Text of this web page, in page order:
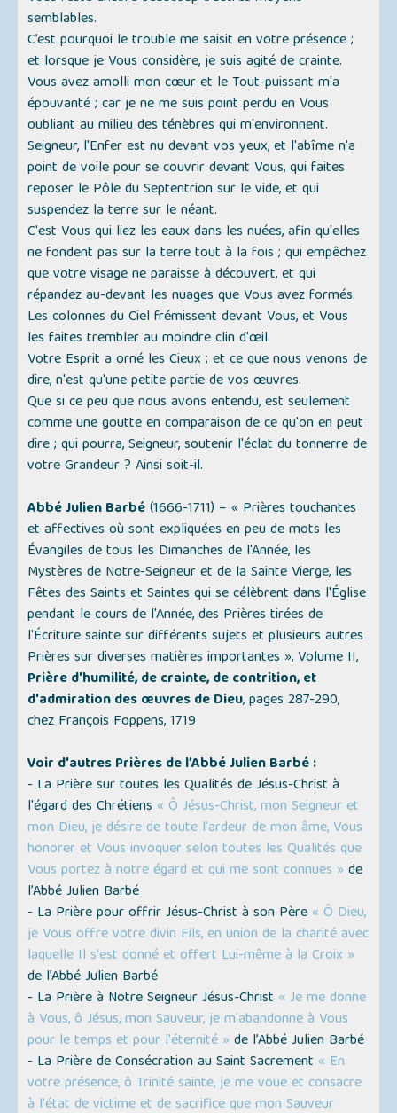
semblables.
C’est pourquoi le trouble me saisit en votre présence ;
et lorsque je Vous considère, je suis agité de crainte.
Vous avez amolli mon cœur et le Tout-puissant m'a
épouvanté ; car je ne me suis point perdu en Vous
oubliant au milieu des ténèbres qui m'environnent.
Seigneur, l'Enfer est nu devant vos yeux, et l'abîme n'a
point de voile pour se couvrir devant Vous, qui faites
reposer le Pôle du Septentrion sur le vide, et qui
suspendez la terre sur le néant.
C'est Vous qui liez les eaux dans les nuées, afin qu'elles
ne fondent pas sur la terre tout à la fois ; qui empêchez
que votre visage ne paraisse à découvert, et qui
répandez au-devant les nuages que Vous avez formés.
Les colonnes du Ciel frémissent devant Vous, et Vous
les faites trembler au moindre clin d'œil.
Votre Esprit a orné les Cieux ; et ce que nous venons de
dire, n'est qu'une petite partie de vos œuvres.
Que si ce peu que nous avons entendu, est seulement
comme une goutte en comparaison de ce qu'on en peut
dire ; qui pourra, Seigneur, soutenir l'éclat du tonnerre de
votre Grandeur ? Ainsi soit-il.
Abbé Julien Barbé(1666-1711) –« Prières touchantes
et affectives où sont expliquées en peu de mots les
Évangiles de tous les Dimanches de l'Année, les
Mystères de Notre-Seigneur et de la Sainte Vierge, les
Fêtes des Saints et Saintes qui se célèbrent dans l'Église
pendant le cours de l'Année, des Prières tirées de
l'Écriture sainte sur différents sujets et plusieurs autres
Prières sur diverses matières importantes », Volume II,
Prière d'humilité, de crainte, de contrition, et
d'admiration des œuvres de Dieu, pages 287-290,
chez François Foppens, 1719
Voir d'autres Prières de l’Abbé Julien Barbé :
- La Prière sur toutes les Qualités de Jésus-Christ à
l'égard des Chrétiens « Ô Jésus-Christ, mon Seigneur et
mon Dieu, je désire de toute l'ardeur de mon âme, Vous
honorer et Vous invoquer selon toutes les Qualités que
Vous portez à notre égard et qui me sont connues » de
l’Abbé Julien Barbé
- La Prière pour offrir Jésus-Christ à son Père « Ô Dieu,
je Vous offre votre divin Fils, en union de la charité avec
laquelle Il s'est donné et offert Lui-même à la Croix »
de l’Abbé Julien Barbé
- La Prière à Notre Seigneur Jésus-Christ « Je me donne
à Vous, ô Jésus, mon Sauveur, je m'abandonne à Vous
pour le temps et pour l'éternité » de l’Abbé Julien Barbé
- La Prière de Consécration au Saint Sacrement « En
votre présence, ô Trinité sainte, je me voue et consacre
à l'état de victime et de sacrifice que mon Sauveur